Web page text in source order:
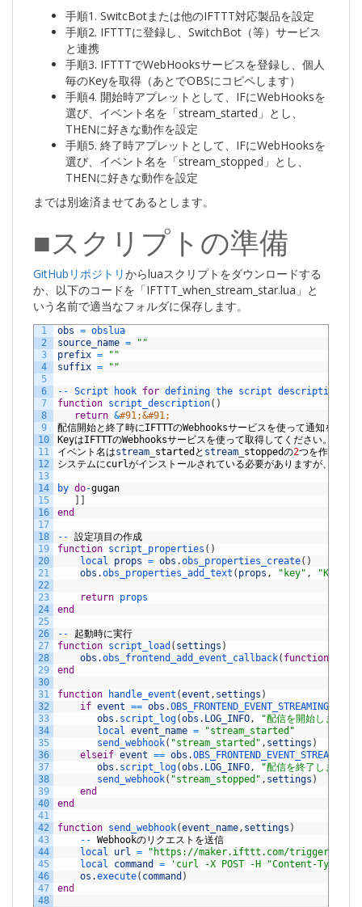
手順1. SwitcBotまたは他のIFTTT対応製品を設定
手順2. IFTTTに登録し、SwitchBot（等）サービス
と連携
手順3. IFTTTでWebHooksサービスを登録し、個人
毎のKeyを取得（あとでOBSにコピペします）
手順4. 開始時アプレットとして、IFにWebHooksを
選び、イベント名を「stream_started」とし、
THENに好きな動作を設定
手順5. 終了時アプレットとして、IFにWebHooksを
選び、イベント名を「stream_stopped」とし、
THENに好きな動作を設定
までは別途済ませてあるとします。
■スクリプトの準備
GitHubリポジトリからluaスクリプトをダウンロードする
か、以下のコードを「IFTTT_when_stream_star.lua」と
いう名前で適当なフォルダに保存します。
1
2
3
4
5
6
7
8
9
10
11
12
13
14
15
16
17
18
19
20
21
22
23
24
25
26
27
28
29
30
31
32
33
34
35
36
37
38
39
40
41
42
43
44
45
46
47
48
obs = obslua
source_name =
""
prefix =
""
suffix = ""
-- Script hook for defining the script description
function script_description( )
return &#91;&#91;
配信開始と終了時にIFTTTのWebhooksサービスを使って通知を送信
KeyはIFTTTのWebhooksサービスを使って取得してください。
イベント名はstream startedと stream stoppedの2つを作成して
システムにcurlがインストールされている必要がありますが、最新の
by do-gugan
end
-- 設定項目の作成
function script_properties ( )
local props = obs .obs_properties_create( )
obs .obs_properties_add_text ( props , "key" , "Key"
return props
end
--
起動時に実行
function script_load ( settings )
obs .obs_frontend_add_event_callback( function
end
function handle_event (event , settings )
if event == obs .
obs . script_log(obs . LOG_INFO,
"配信を開始しました
local event_name =
"stream_started"
send_webhook( "stream_started" , settings )
elseif event == obs .
obs . script_log(obs . LOG_INFO,
"配信を終了しました
send_webhook( "stream_stopped" , settings )
end
end
function send_webhook(event_name, settings )
-- Webhookのリクエストを送信
local url = "https://maker.ifttt.com/trigger/"
local command =
'curl -X POST -H "Content-Type:
os .execute( command )
end